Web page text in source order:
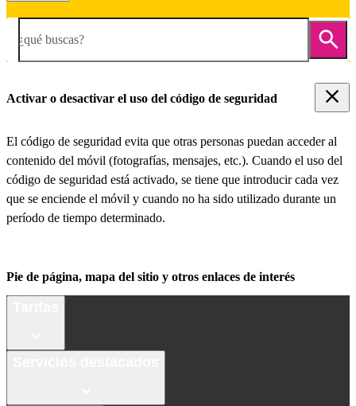
¿qué buscas?
Activar o desactivar el uso del código de seguridad
El código de seguridad evita que otras personas puedan acceder al
contenido del móvil (fotografías, mensajes, etc.). Cuando el uso del
código de seguridad está activado, se tiene que introducir cada vez
que se enciende el móvil y cuando no ha sido utilizado durante un
período de tiempo determinado.
Pie de página, mapa del sitio y otros enlaces de interés